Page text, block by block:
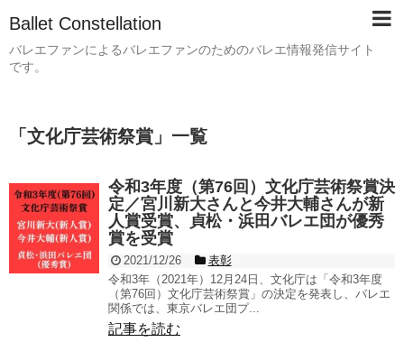
Ballet Constellation
バレエファンによるバレエファンのためのバレエ情報発信サイト
です。
「 文化庁芸術祭賞 」 一覧
令和3年度（第76回）文化庁芸術祭賞決
定／宮川新大さんと今井大輔さんが新
人賞受賞、貞松・浜田バレエ団が優秀
賞を受賞
2021/12/26
表彰
令和3年（2021年）12月24日、文化庁は「令和3年度
（第76回）文化庁芸術祭賞」の決定を発表し、バレエ
関係では、東京バレエ団プ...
記事を読む